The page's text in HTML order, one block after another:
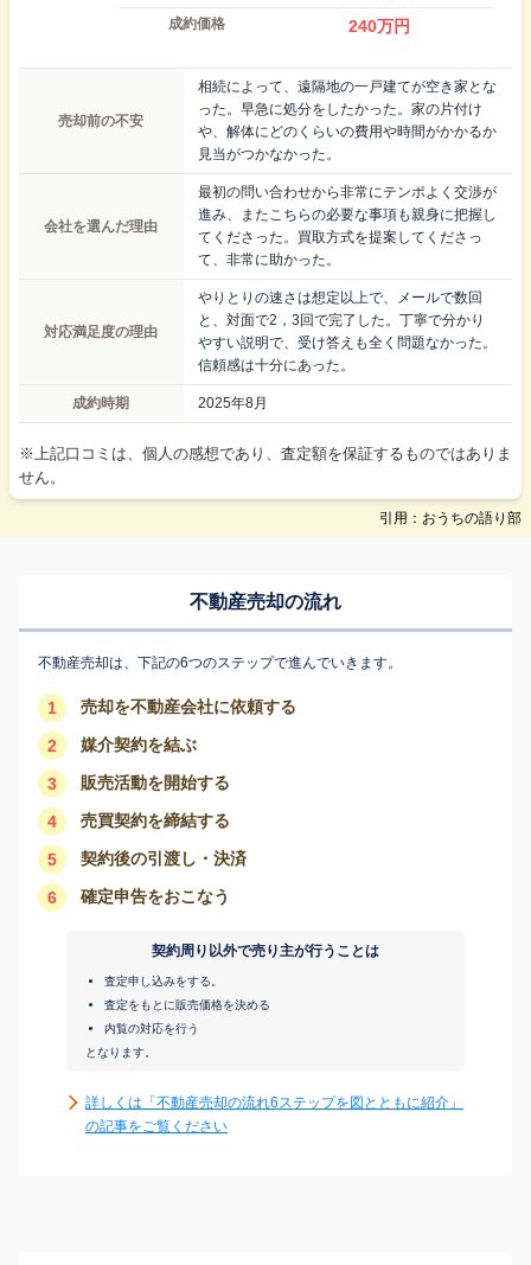
成約価格 240万円
売却前の不安
相続によって、遠隔地の一戸建てが空き家とな
った。早急に処分をしたかった。家の片付け
や、解体にどのくらいの費用や時間がかかるか
見当がつかなかった。
会社を選んだ理由
最初の問い合わせから非常にテンポよく交渉が
進み、またこちらの必要な事項も親身に把握し
てくださった。買取方式を提案してくださっ
て、非常に助かった。
対応満足度の理由
やりとりの速さは想定以上で、メールで数回
と、対面で2，3回で完了した。丁寧で分かり
やすい説明で、受け答えも全く問題なかった。
信頼感は十分にあった。
成約時期 2025年8月
※上記口コミは、個人の感想であり、査定額を保証するものではありま
せん。
引用：おうちの語り部
不動産売却の流れ
不動産売却は、下記の6つのステップで進んでいきます。
1 売却を不動産会社に依頼する
2 媒介契約を結ぶ
3 販売活動を開始する
4 売買契約を締結する
5 契約後の引渡し・決済
6 確定申告をおこなう
契約周り以外で売り主が行うことは
査定申し込みをする。
査定をもとに販売価格を決める
内覧の対応を行う
となります。
詳しくは「不動産売却の流れ6ステップを図とともに紹介」
の記事をご覧ください